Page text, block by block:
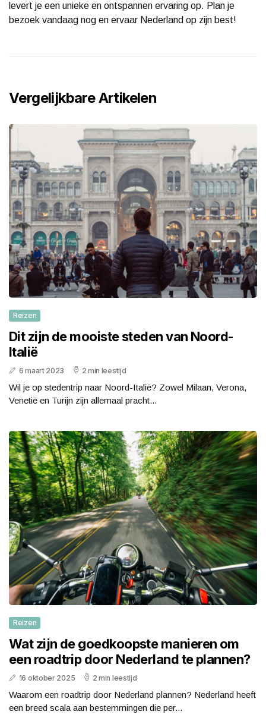
levert je een unieke en ontspannen ervaring op. Plan je
bezoek vandaag nog en ervaar Nederland op zijn best!
Vergelijkbare Artikelen
Reizen
Dit zijn de mooiste steden van Noord-
Italië
6 maart 2023 2 min leestijd
Wil je op stedentrip naar Noord-Italië? Zowel Milaan, Verona,
Venetië en Turijn zijn allemaal pracht...
Reizen
Wat zijn de goedkoopste manieren om
een roadtrip door Nederland te plannen?
16 oktober 2025 2 min leestijd
Waarom een roadtrip door Nederland plannen? Nederland heeft
een breed scala aan bestemmingen die per...